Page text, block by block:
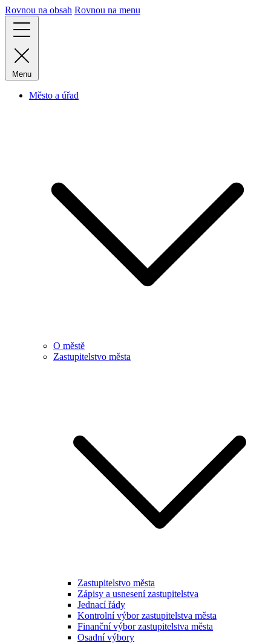
Rovnou na obsah Rovnou na menu
Menu
Město a úřad
O městě
Zastupitelstvo města
Zastupitelstvo města
Zápisy a usnesení zastupitelstva
Jednací řády
Kontrolní výbor zastupitelstva města
Finanční výbor zastupitelstva města
Osadní výbory